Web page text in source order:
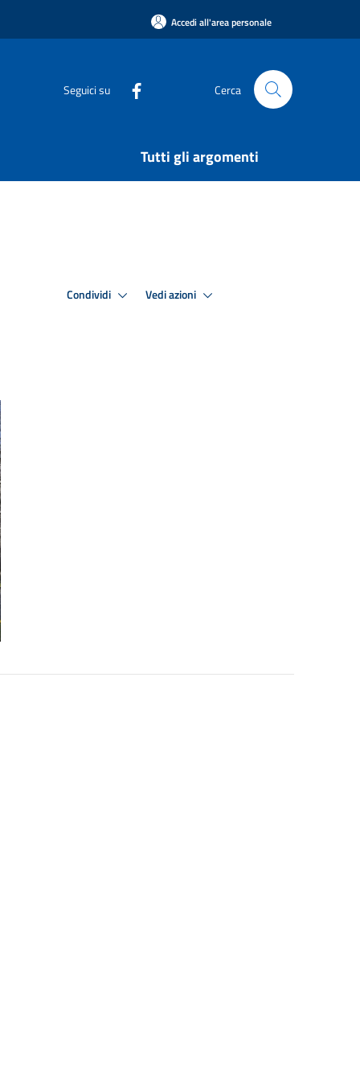
Accedi all'area personale
Seguici su Cerca
Tutti gli argomenti
Condividi Vedi azioni